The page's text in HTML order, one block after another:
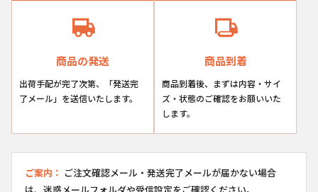
商品の発送
出荷手配が完了次第、「発送完
了メール」を送信いたします。
商品到着
商品到着後、まずは内容・サイ
ズ・状態のご確認をお願いいた
します。
ご案内： ご注文確認メール・発送完了メールが届かない場合